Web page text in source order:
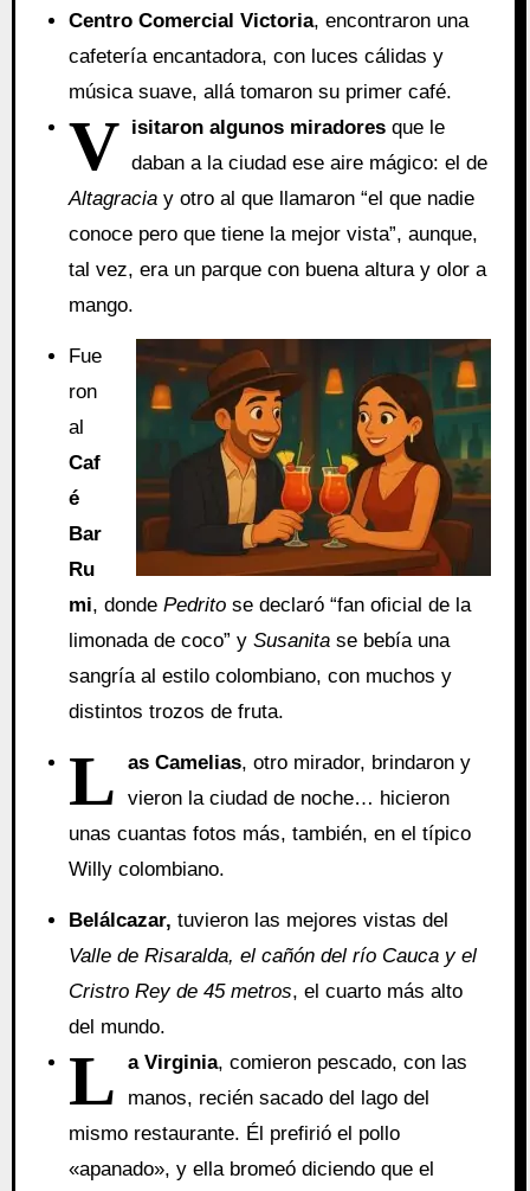
Centro Comercial Victoria, encontraron una
cafetería encantadora, con luces cálidas y
música suave, allá tomaron su primer café.
V isitaron algunos miradores que le
daban a la ciudad ese aire mágico: el de
Altagracia y otro al que llamaron “el que nadie
conoce pero que tiene la mejor vista”, aunque,
tal vez, era un parque con buena altura y olor a
mango.
Fue
ron
al
Caf
é
Bar
Ru
mi, dondePedrito se declaró “fan oficial de la
limonada de coco” ySusanita se bebía una
sangría al estilo colombiano, con muchos y
distintos trozos de fruta.
L as Camelias, otro mirador, brindaron y
vieron la ciudad de noche… hicieron
unas cuantas fotos más, también, en el típico
Willy colombiano.
Belálcazar, tuvieron las mejores vistas del
Valle de Risaralda, el cañón del río Cauca y el
Cristro Rey de 45 metros, el cuarto más alto
del mundo.
L a Virginia, comieron pescado, con las
manos, recién sacado del lago del
mismo restaurante. Él prefirió el pollo
«apanado», y ella bromeó diciendo que el